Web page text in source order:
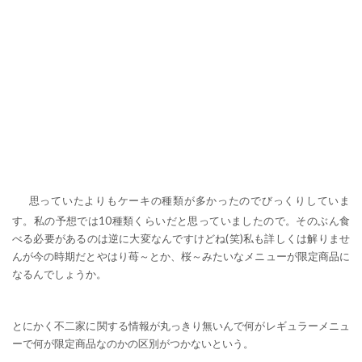
思っていたよりもケーキの種類が多かったのでびっくりしていま
す。私の予想では10種類くらいだと思っていましたので。そのぶん食
べる必要があるのは逆に大変なんですけどね(笑)私も詳しくは解りませ
んが今の時期だとやはり苺～とか、桜～みたいなメニューが限定商品に
なるんでしょうか。
とにかく不二家に関する情報が丸っきり無いんで何がレギュラーメニュ
ーで何が限定商品なのかの区別がつかないという。